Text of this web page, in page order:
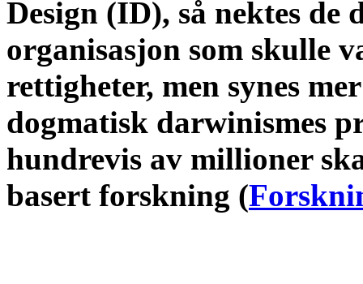
Design (ID), så nektes de
organisasjon som skulle
rettigheter, men synes
dogmatisk darwinismes
hundrevis av millioner
basert forskning (